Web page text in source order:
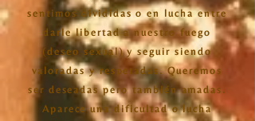
sentimos divididas o en lucha entre
darle libertad a nuestro fuego
(deseo sexual) y seguir siendo
valoradas y respetadas. Queremos
ser deseadas pero también amadas.
Aparece una dificultad o lucha